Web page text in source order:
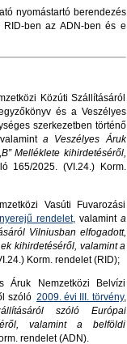
nyomástartó berendezés
RID-ben az ADN-ben és e
Közúti Szállításáról
és a Veszélyes
szerkezetben történő
a Veszélyes Áruk
Melléklete kihirdetéséről,
165/2025. (VI.24.) Korm.
Vasúti Fuvarozási
rendelet, valamint a
Vilniusban elfogadott,
kihirdetéséről, valamint a
Korm. rendelet (RID);
Nemzetközi Belvízi
szóló 2009. évi III. törvény,
szóló Európai
valamint a belföldi
rendelet (ADN).